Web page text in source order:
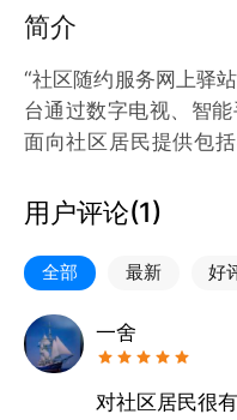
简介
“社区随约服务网上驿
台通过数字电视、智
面向社区居民提供包
务，以满足社区居民对
全方位需求。
用户评论(1)
全部 最新 好
一舍
对社区居民很